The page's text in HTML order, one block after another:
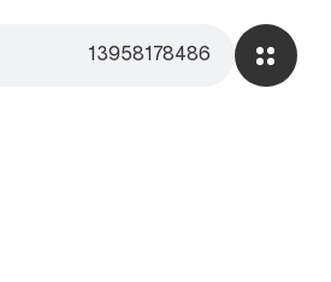
13958178486